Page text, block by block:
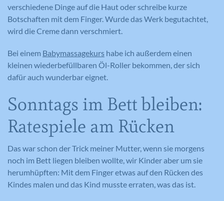
verschiedene Dinge auf die Haut oder schreibe kurze
Botschaften mit dem Finger. Wurde das Werk begutachtet,
wird die Creme dann verschmiert.
Bei einem Babymassagekurs habe ich außerdem einen
kleinen wiederbefüllbaren Öl-Roller bekommen, der sich
dafür auch wunderbar eignet.
Sonntags im Bett bleiben:
Ratespiele am Rücken
Das war schon der Trick meiner Mutter, wenn sie morgens
noch im Bett liegen bleiben wollte, wir Kinder aber um sie
herumhüpften: Mit dem Finger etwas auf den Rücken des
Kindes malen und das Kind musste erraten, was das ist.